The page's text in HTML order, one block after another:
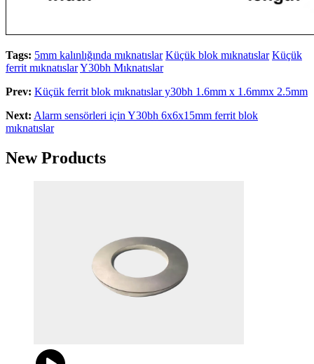
Tags: 5mm kalınlığında mıknatıslar Küçük blok mıknatıslar Küçük
ferrit mıknatıslarY30bh Mıknatıslar
Prev: Küçük ferrit blok mıknatıslar y30bh 1.6mm x 1.6mmx 2.5mm
Next: Alarm sensörleri için Y30bh 6x6x15mm ferrit blok
mıknatıslar
New Products